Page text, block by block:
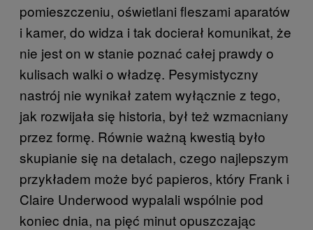
pomieszczeniu, oświetlani fleszami aparatów
i kamer, do widza i tak docierał komunikat, że
nie jest on w stanie poznać całej prawdy o
kulisach walki o władzę. Pesymistyczny
nastrój nie wynikał zatem wyłącznie z tego,
jak rozwijała się historia, był też wzmacniany
przez formę. Równie ważną kwestią było
skupianie się na detalach, czego najlepszym
przykładem może być papieros, który Frank i
Claire Underwood wypalali wspólnie pod
koniec dnia, na pięć minut opuszczając